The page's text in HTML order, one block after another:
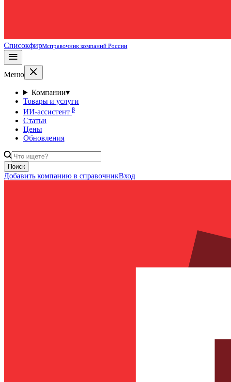
Списокфирмсправочник компаний России
Меню
Компании▾
Товары и услуги
ИИ-ассистент β
Статьи
Цены
Обновления
Поиск
Добавить компанию в справочникВход